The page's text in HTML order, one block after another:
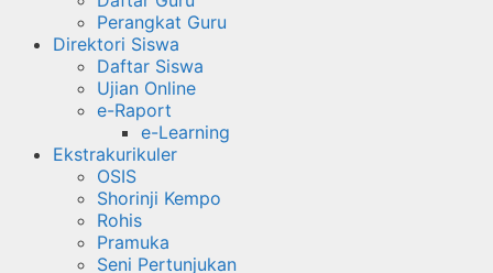
Perangkat Guru
Direktori Siswa
Daftar Siswa
Ujian Online
e-Raport
e-Learning
Ekstrakurikuler
OSIS
Shorinji Kempo
Rohis
Pramuka
Seni Pertunjukan